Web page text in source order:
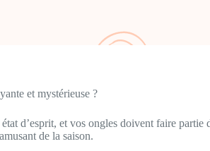
et mystérieuse ?
d’esprit, et vos ongles doivent faire
de la saison.